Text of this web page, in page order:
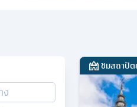
ชมสถาปั